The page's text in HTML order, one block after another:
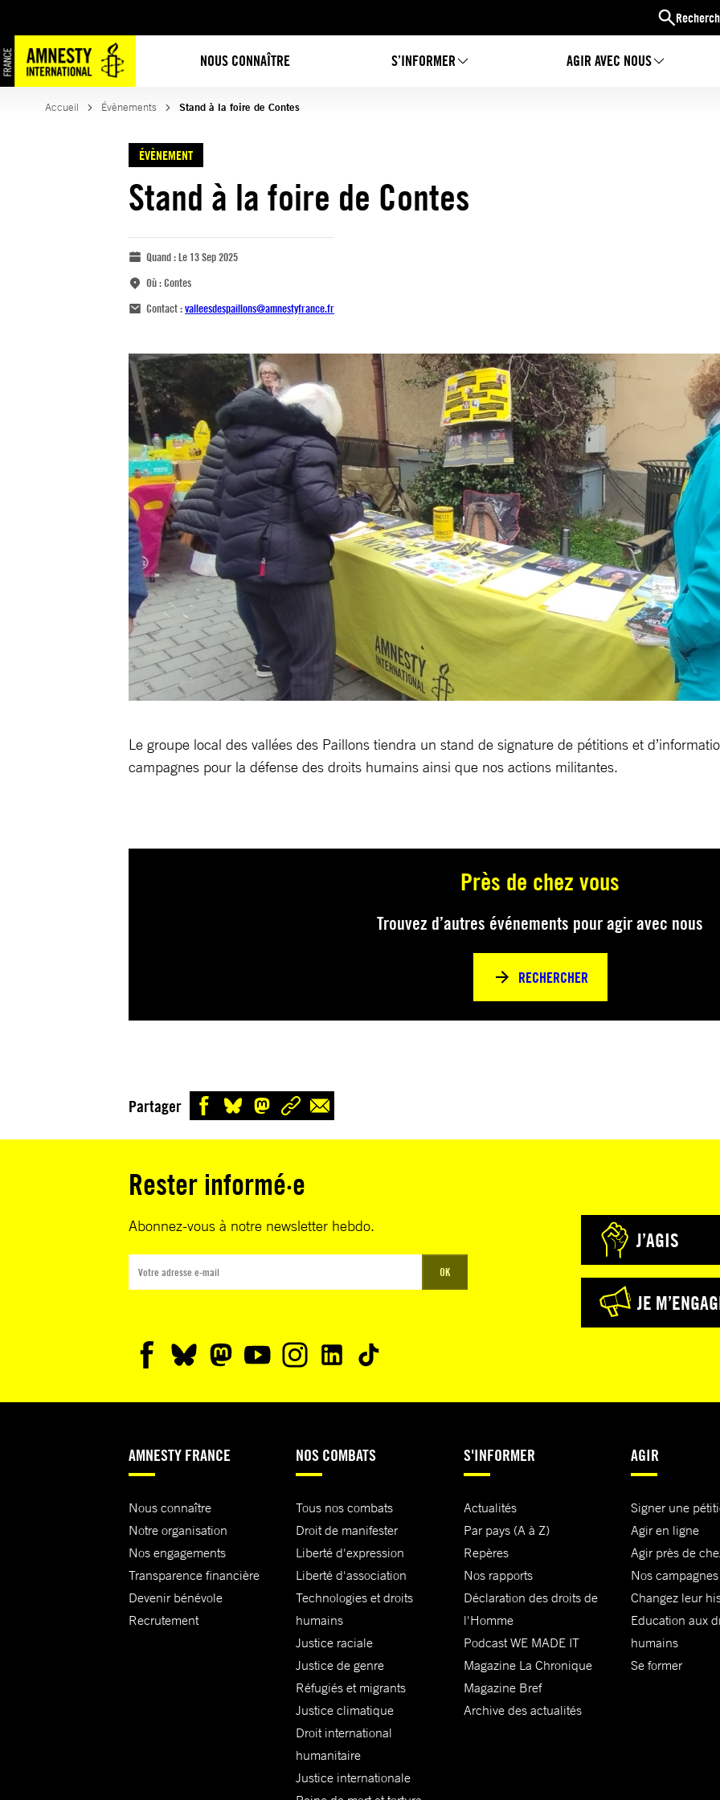
NOUS CONNAÎTRE S’INFORMER AGIR AVEC NOUS
Accueil Évènements Stand à la foire de Contes
ÉVÈNEMENT
Stand à la foire de Contes
Quand :Le 13 Sep 2025
Où :Contes
Contact :valleesdespaillons@amnestyfrance.fr
Le groupe local des vallées des Paillons tiendra un stand de signature de pétitions et
campagnes pour la défense des droits humains ainsi que nos actions militantes.
Près de chez vous
Trouvez d’autres événements pour agir avec nous
RECHERCHER
Partager
Rester informé·e
Abonnez-vous à notre newsletter hebdo.
OK
J’AGIS
JE
AMNESTY FRANCE
Nous connaître
Notre organisation
Nos engagements
Transparence financière
Devenir bénévole
Recrutement
NOS COMBATS
Tous nos combats
Droit de manifester
Liberté d'expression
Liberté d'association
Technologies et droits
humains
Justice raciale
Justice de genre
Réfugiés et migrants
Justice climatique
Droit international
humanitaire
Justice internationale
S'INFORMER
Actualités
Par pays (A à Z)
Repères
Nos rapports
Déclaration des droits de
l'Homme
Podcast WE MADE IT
Magazine La Chronique
Magazine Bref
Archive des actualités
AGIR
Signer une
Agir en ligne
Agir près de
Nos campagnes
Changez leur
Education aux
humains
Se former